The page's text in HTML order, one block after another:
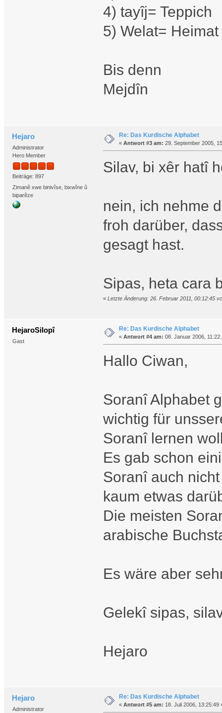
4) tayîj= Teppich
5) Welat= Heimat
Bis denn
Mejdîn
Hejaro
Administrator
Hero Member
Beiträge: 897
Zimanê xwe binivîse, bixwîne û
biparêze
Re: Das Kurdische Alphabet
« Antwort #3 am: 29. September 2005,
Silav, bi xêr hatî
nein, ich nehme
froh darüber,
gesagt hast.
Sipas, heta cara
« Letzte Änderung: 26. Februar 2011, 00:12:45
HejaroSilopî
Gast
Re: Das Kurdische Alphabet
« Antwort #4 am: 08. Januar 2006,
Hallo Ciwan,
Soranî Alphabet
wichtig für
Soranî lernen
Es gab schon
Soranî auch
kaum etwas
Die meisten
arabische
Es wäre aber
Gelekî sipas,
Hejaro
Hejaro
Administrator
Re: Das Kurdische Alphabet
« Antwort #5 am: 18. Juli 2006, 13:25:49